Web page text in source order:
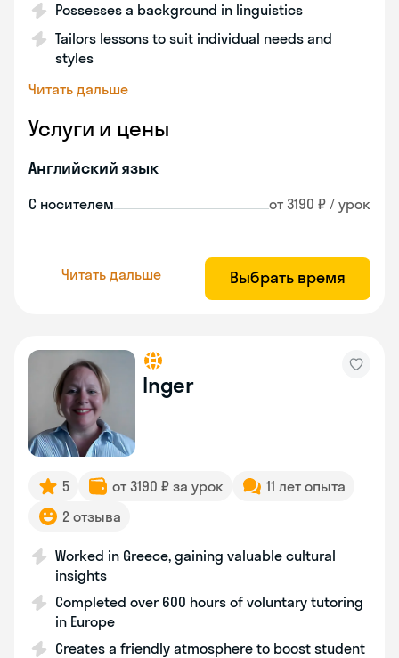
Possesses a background in linguistics
Tailors lessons to suit individual needs and
styles
Читать дальше
Услуги и цены
Английский язык
С носителем от 3190 ₽ / урок
Читать дальше Выбрать время
Inger
5 от 3190 ₽ за урок
11 лет опыта
2 отзыва
Worked in Greece, gaining valuable cultural
insights
Completed over 600 hours of voluntary tutoring
in Europe
Creates a friendly atmosphere to boost student